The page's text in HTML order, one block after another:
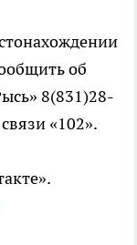
об
8(831)28-
«102».